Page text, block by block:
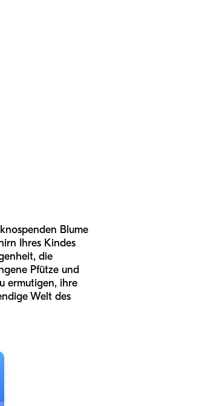
Blume
Ihres Kindes
die
Pfütze und
ermutigen, ihre
Welt des